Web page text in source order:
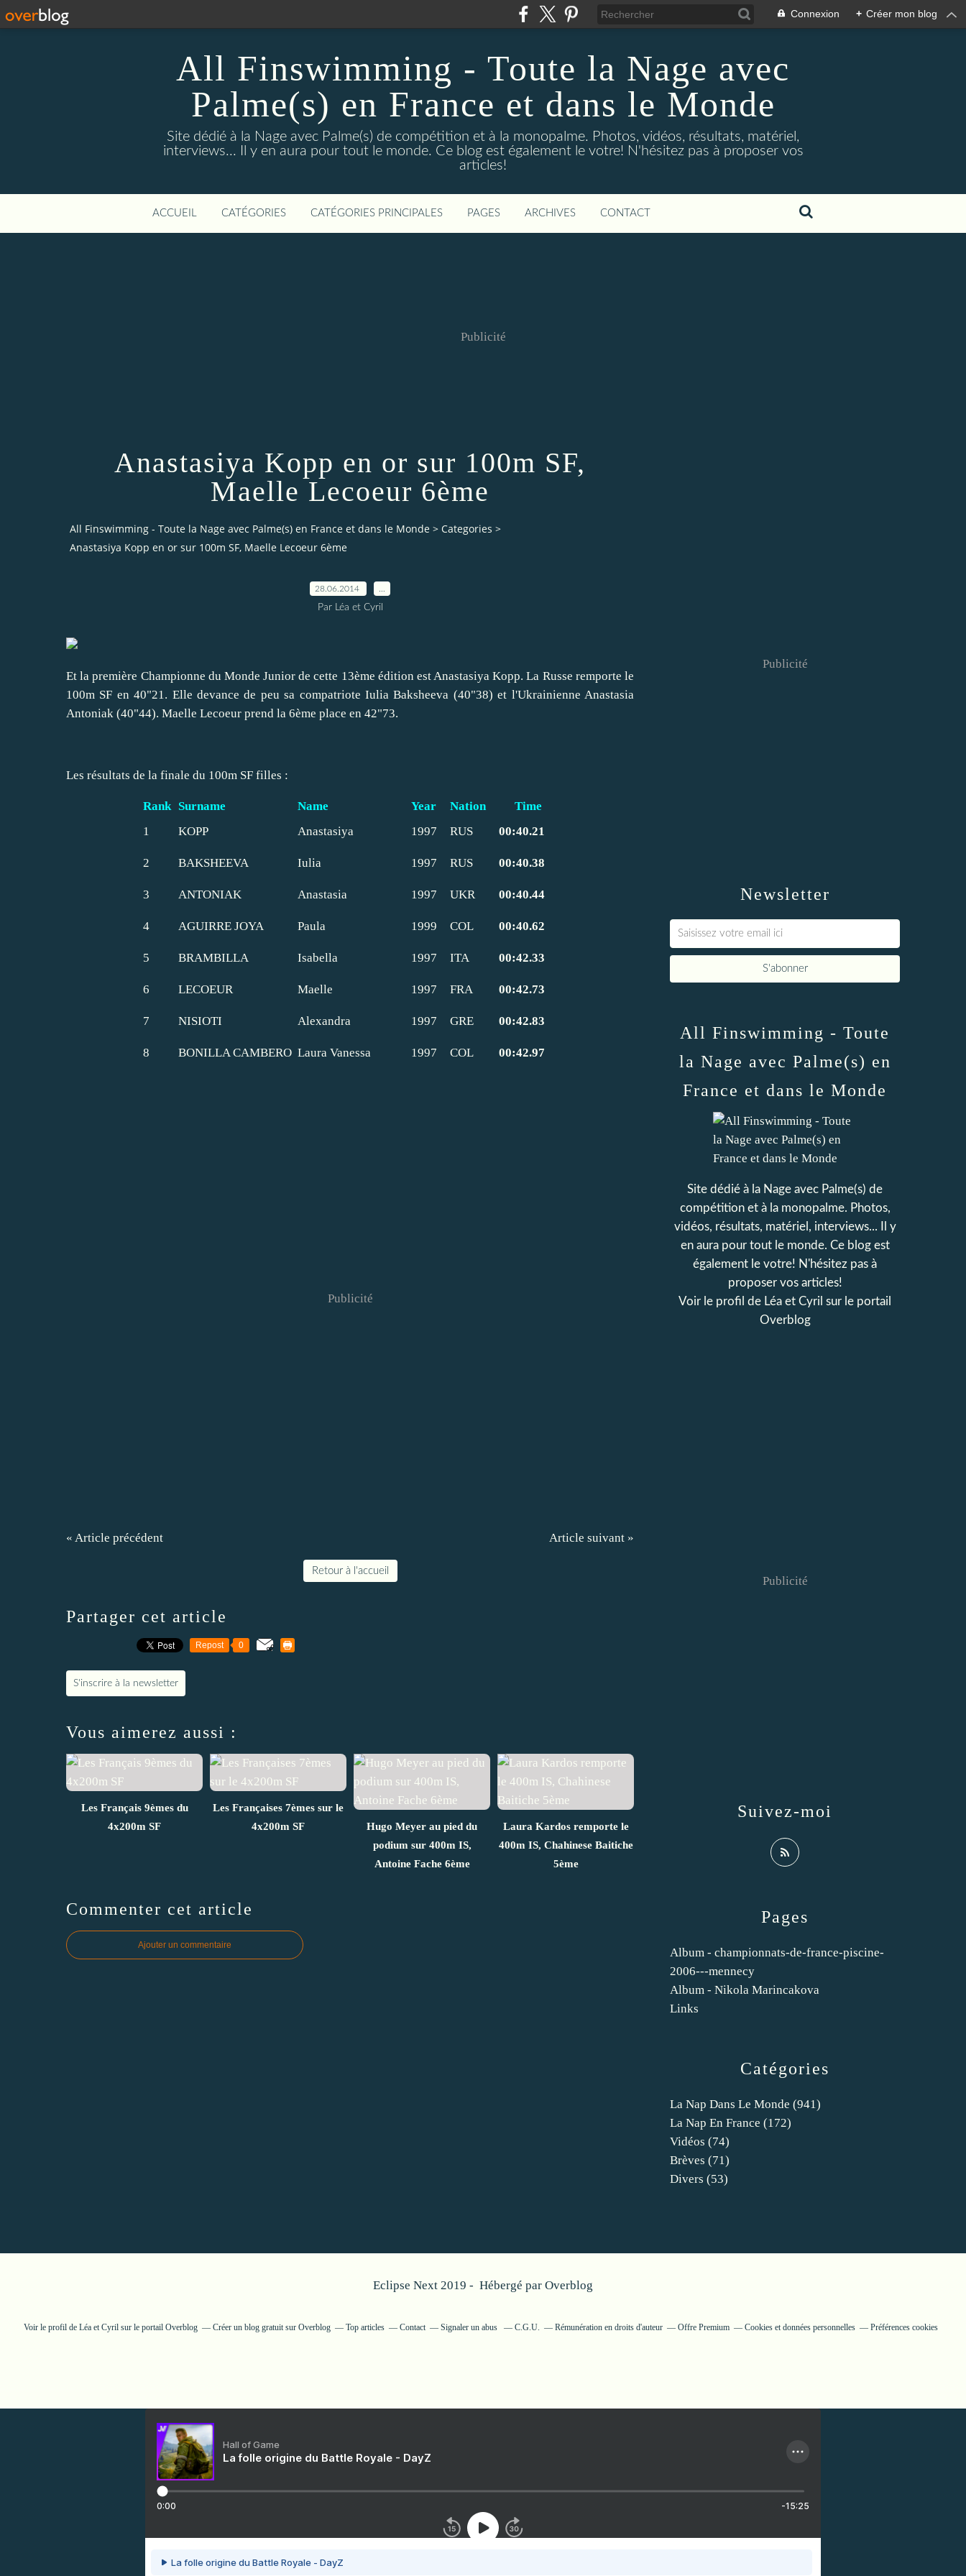
Connexion + Créer mon blog
All Finswimming - Toute la Nage avec
Palme(s) en France et dans le Monde
Site dédié à la Nage avec Palme(s) de compétition et à la monopalme. Photos, vidéos, résultats, matériel,
interviews... Il y en aura pour tout le monde. Ce blog est également le votre! N'hésitez pas à proposer vos
articles!
ACCUEIL CATÉGORIES CATÉGORIES PRINCIPALES PAGES ARCHIVES CONTACT
Publicité
Anastasiya Kopp en or sur 100m SF,
Maelle Lecoeur 6ème
All Finswimming - Toute la Nage avec Palme(s) en France et dans le Monde > Categories >
Anastasiya Kopp en or sur 100m SF, Maelle Lecoeur 6ème
28.06.2014
Par Léa et Cyril
Et la première Championne du Monde Junior de cette 13ème édition est Anastasiya Kopp. La Russe remporte le
100m SF en 40"21. Elle devance de peu sa compatriote Iulia Baksheeva (40"38) et l'Ukrainienne Anastasia
Antoniak (40"44). Maelle Lecoeur prend la 6ème place en 42"73.
Les résultats de la finale du 100m SF filles :
Rank Surname Name Year Nation
Time
1
KOPP Anastasiya 1997 RUS 00:40.21
2 BAKSHEEVA Iulia 1997 RUS 00:40.38
3 ANTONIAK Anastasia 1997 UKR 00:40.44
4 AGUIRRE JOYA Paula 1999 COL 00:40.62
5 BRAMBILLA Isabella 1997 ITA 00:42.33
6 LECOEUR Maelle 1997 FRA 00:42.73
7 NISIOTI Alexandra 1997 GRE 00:42.83
8 BONILLA CAMBERO Laura Vanessa 1997 COL 00:42.97
Publicité
« Article précédent Article suivant »
Retour à l'accueil
Partager cet article
Repost 0
S'inscrire à la newsletter
Vous aimerez aussi :
Les Français 9èmes du
4x200m SF
Les Françaises 7èmes sur le
4x200m SF
Hugo Meyer au pied du
podium sur 400m IS,
Antoine Fache 6ème
Laura Kardos remporte le
400m IS, Chahinese Baitiche
5ème
Commenter cet article
Ajouter un commentaire
Newsletter
Publicité
Catégories
La Nap Dans Le Monde (941)
La Nap En France (172)
Vidéos (74)
Brèves (71)
Divers (53)
Pages
Album - championnats-de-france-piscine-
2006---mennecy
Album - Nikola Marincakova
Links
All Finswimming - Toute
la Nage avec Palme(s) en
France et dans le Monde
Site dédié à la Nage avec Palme(s) de
compétition et à la monopalme. Photos,
vidéos, résultats, matériel, interviews... Il y
en aura pour tout le monde. Ce blog est
également le votre! N'hésitez pas à
proposer vos articles!
Voir le profil de Léa et Cyril sur le portail
Overblog
Suivez-moi
Publicité
Eclipse Next 2019 - Hébergé par Overblog
Voir le profil de Léa et Cyril sur le portail Overblog Créer un blog gratuit sur Overblog Top articles Contact Signaler un abus C.G.U. Rémunération en droits d'auteur Offre Premium Cookies et données personnelles Préférences cookies
Hall of Game
La folle origine du Battle Royale - DayZ
0:00 -15:25
La folle origine du Battle Royale - DayZ